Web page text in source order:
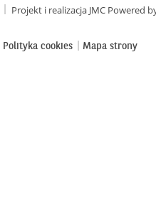
Projekt i realizacja JMC Powered
Polityka cookies Mapa strony